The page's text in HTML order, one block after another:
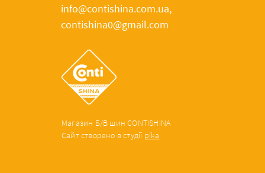
Магазин Б/В шин CONTISHINA
Сайт створено в студії pika
info@contishina.com.ua,
contishina0@gmail.com